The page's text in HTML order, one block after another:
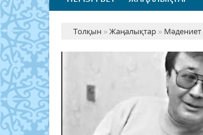
Толқын »Жаңалықтар » Мәдениет